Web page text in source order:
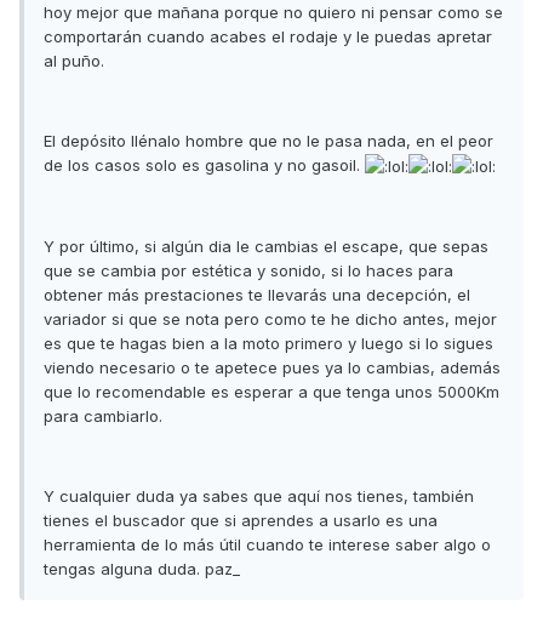
hoy mejor que mañana porque no quiero ni pensar como se
comportarán cuando acabes el rodaje y le puedas apretar
al puño.
El depósito llénalo hombre que no le pasa nada, en el peor
de los casos solo es gasolina y no gasoil.
Y por último, si algún dia le cambias el escape, que sepas
que se cambia por estética y sonido, si lo haces para
obtener más prestaciones te llevarás una decepción, el
variador si que se nota pero como te he dicho antes, mejor
es que te hagas bien a la moto primero y luego si lo sigues
viendo necesario o te apetece pues ya lo cambias, además
que lo recomendable es esperar a que tenga unos 5000Km
para cambiarlo.
Y cualquier duda ya sabes que aquí nos tienes, también
tienes el buscador que si aprendes a usarlo es una
herramienta de lo más útil cuando te interese saber algo o
tengas alguna duda. paz_